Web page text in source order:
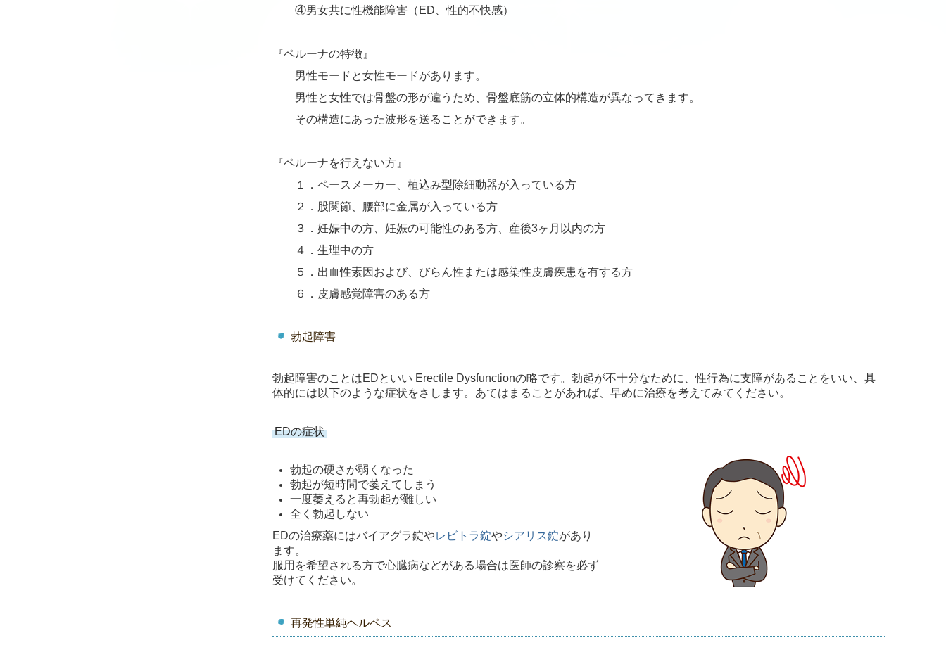
④男女共に性機能障害（ED、性的不快感）
『ペルーナの特徴』
男性モードと女性モードがあります。
男性と女性では骨盤の形が違うため、骨盤底筋の立体的構造が異なってきます。
その構造にあった波形を送ることができます。
『ペルーナを行えない方』
１．ペースメーカー、植込み型除細動器が入っている方
２．股関節、腰部に金属が入っている方
３．妊娠中の方、妊娠の可能性のある方、産後3ヶ月以内の方
４．生理中の方
５．出血性素因および、びらん性または感染性皮膚疾患を有する方
６．皮膚感覚障害のある方
勃起障害
勃起障害のことはEDといい Erectile Dysfunctionの略です。勃起が不十分なために、性行為に支障があることをいい、具
体的には以下のような症状をさします。あてはまることがあれば、早めに治療を考えてみてください。
EDの症状
勃起の硬さが弱くなった
勃起が短時間で萎えてしまう
一度萎えると再勃起が難しい
全く勃起しない
EDの治療薬にはバイアグラ錠やレビトラ錠やシアリス錠があり
ます。
服用を希望される方で心臓病などがある場合は医師の診察を必ず
受けてください。
再発性単純ヘルペス